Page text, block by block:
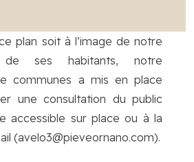
plan soit à l’image de notre
ses habitants, notre
communes a mis en place
une consultation du public
accessible sur place ou à la
(avelo3@pieveornano.com).